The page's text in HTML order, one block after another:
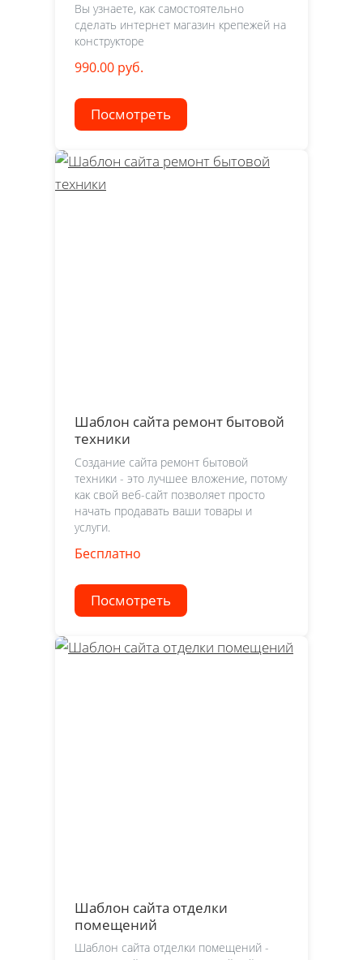
Вы узнаете, как самостоятельно
сделать интернет магазин крепежей на
конструкторе
990.00 руб.
Посмотреть
Шаблон сайта ремонт бытовой
техники
Создание сайта ремонт бытовой
техники - это лучшее вложение, потому
как свой веб-сайт позволяет просто
начать продавать ваши товары и
услуги.
Бесплатно
Посмотреть
Шаблон сайта отделки
помещений
Шаблон сайта отделки помещений -